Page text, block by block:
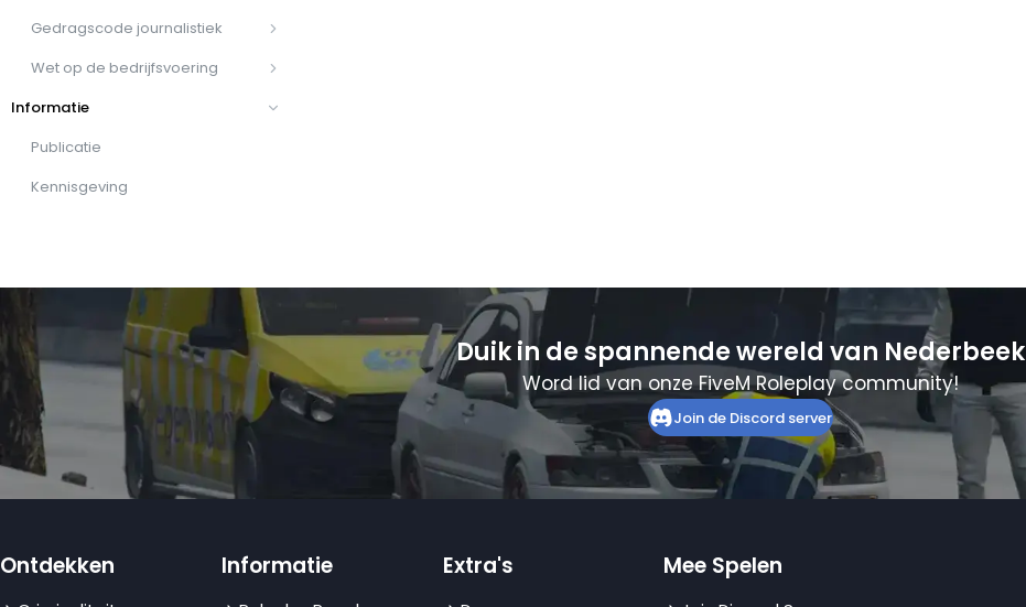
Gedragscode journalistiek
Wet op de bedrijfsvoering
Informatie
Publicatie
Kennisgeving
Duik in de spannende wereld van Nederbeek
Word lid van onze FiveM Roleplay community!
Join de Discord server
Ontdekken Informatie Extra's Mee Spelen